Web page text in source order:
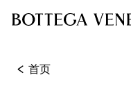
< 首页